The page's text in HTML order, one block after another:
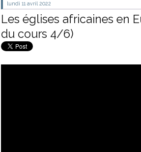
lundi 11 avril 2022
Les églises africaines en
du cours 4/6)